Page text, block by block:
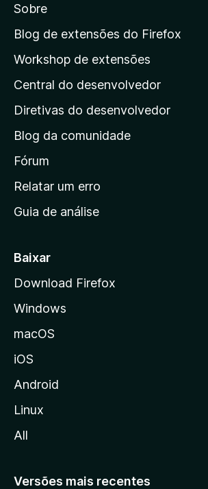
a
a
á
g
i
a
i
n
c
a
d
a
z
i
a
Sobre
Blog de extensões do Firefox
Workshop de extensões
Central do desenvolvedor
Diretivas do desenvolvedor
Blog da comunidade
Fórum
Relatar um erro
Guia de análise
Baixar
Download Firefox
Windows
macOS
iOS
Android
Linux
All
Versões mais recentes